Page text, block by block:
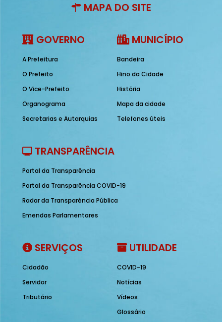
MAPA DO SITE
GOVERNO
A Prefeitura
O Prefeito
O Vice-Prefeito
Organograma
Secretarias e Autarquias
MUNICÍPIO
Bandeira
Hino da Cidade
História
Mapa da cidade
Telefones úteis
TRANSPARÊNCIA
Portal da Transparência
Portal da Transparência COVID-19
Radar da Transparência Pública
Emendas Parlamentares
SERVIÇOS
Cidadão
Servidor
Tributário
UTILIDADE
COVID-19
Notícias
Vídeos
Glossário